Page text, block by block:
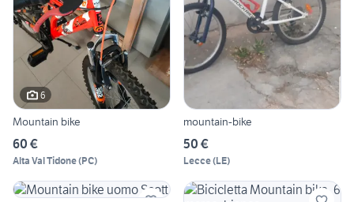
6
Mountain bike
60 €
Alta Val Tidone(PC)
mountain-bike
50 €
Lecce(LE)